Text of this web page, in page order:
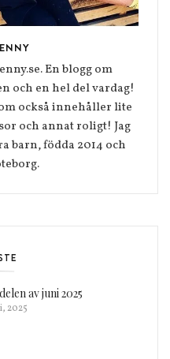
En blogg om
och en hel del vardag!
också innehåller lite
och annat roligt! Jag
barn, födda 2014 och
av juni 2025
2025